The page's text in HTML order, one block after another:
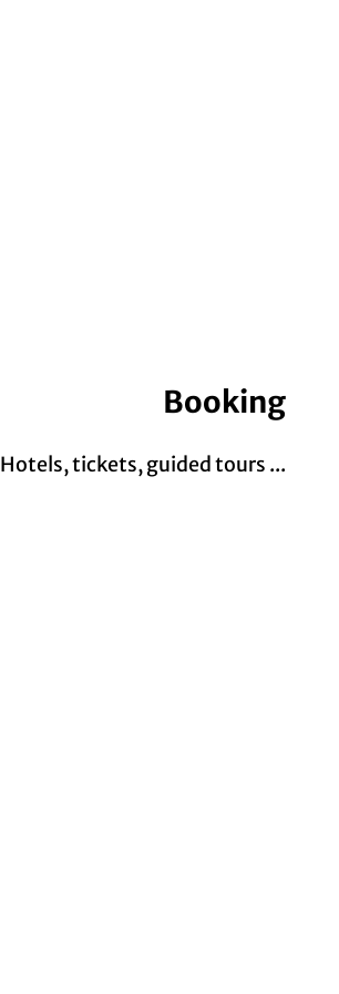
Booking
Hotels, tickets, guided tours ...